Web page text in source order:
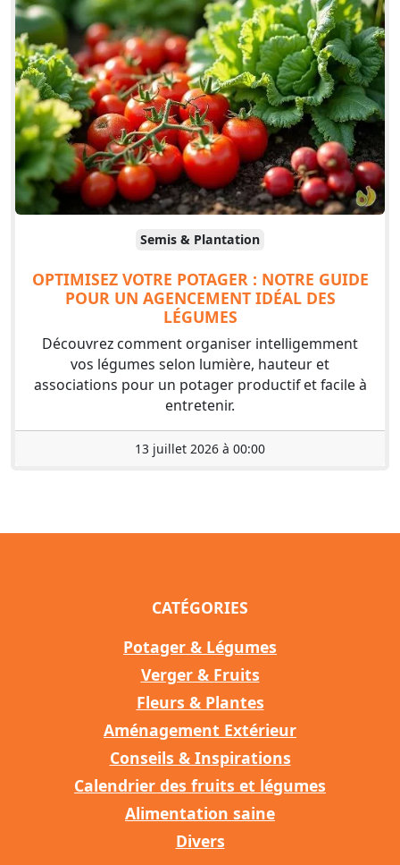
Semis & Plantation
OPTIMISEZ VOTRE POTAGER : NOTRE GUIDE
POUR UN AGENCEMENT IDÉAL DES
LÉGUMES
Découvrez comment organiser intelligemment
vos légumes selon lumière, hauteur et
associations pour un potager productif et facile à
entretenir.
13 juillet 2026 à 00:00
CATÉGORIES
Potager & Légumes
Verger & Fruits
Fleurs & Plantes
Aménagement Extérieur
Conseils & Inspirations
Calendrier des fruits et légumes
Alimentation saine
Divers